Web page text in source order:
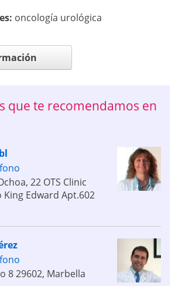
oncología urológica
que te recomendamos en
22 OTS Clinic
Edward Apt.602
829602, Marbella